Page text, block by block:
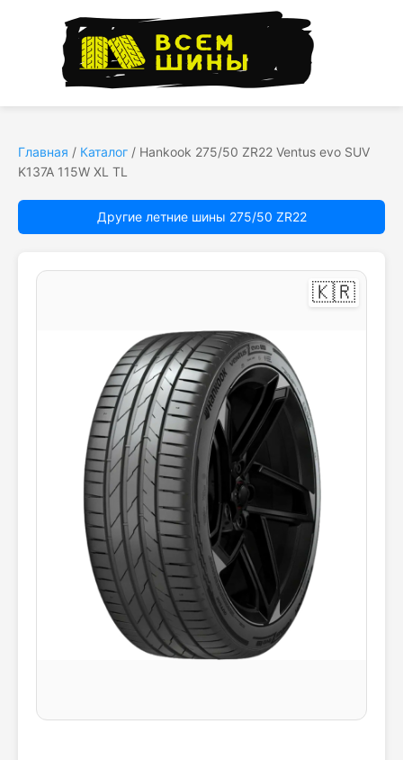
Главная / Каталог / Hankook 275/50 ZR22 Ventus evo SUV
K137A 115W XL TL
Другие летние шины 275/50 ZR22
🇰🇷